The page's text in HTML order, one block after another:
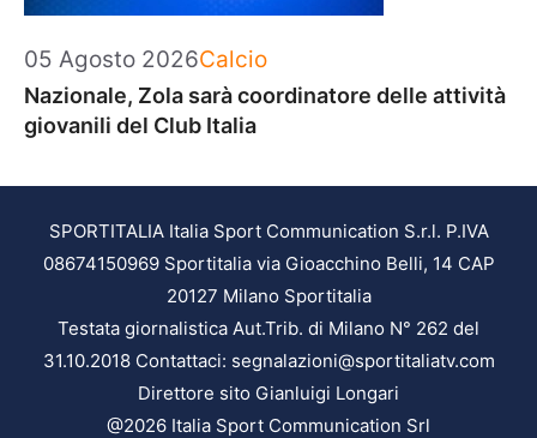
05 Agosto 2026Categorie
Calcio
Nazionale, Zola sarà coordinatore delle attività
giovanili del Club Italia
SPORTITALIA Italia Sport Communication S.r.l. P.IVA
08674150969 Sportitalia via Gioacchino Belli, 14 CAP
20127 Milano Sportitalia
Testata giornalistica Aut.Trib. di Milano N° 262 del
31.10.2018 Contattaci: segnalazioni@sportitaliatv.com
Direttore sito Gianluigi Longari
@2026 Italia Sport Communication Srl